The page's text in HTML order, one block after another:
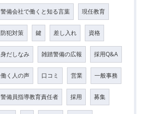
警備会社で働くと知る言葉 現任教育
防犯対策 鍵 差し入れ 資格
身だしなみ 雑踏警備の広報 採用Q&A
働く人の声 口コミ 営業 一般事務
警備員指導教育責任者 採用 募集